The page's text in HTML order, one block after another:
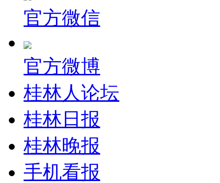
官方微信
官方微博
桂林人论坛
桂林日报
桂林晚报
手机看报